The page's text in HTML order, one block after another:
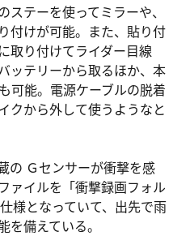
テーを使ってミラーや、
付けが可能。また、貼り付
取り付けてライダー目線
ッテリーから取るほか、本
可能。電源ケーブルの脱着
クから外して使うようなと
の Ｇセンサーが衝撃を感
ァイルを「衝撃録画フォル
様となっていて、出先で雨
備えている。